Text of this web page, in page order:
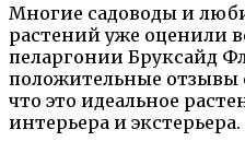
Многие садоводы и
растений уже оценили
пеларгонии Бруксайд
положительные отзывы
что это идеальное
интерьера и экстерьера.